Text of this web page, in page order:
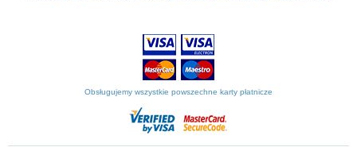
Obsługujemy wszystkie powszechne karty płatnicze